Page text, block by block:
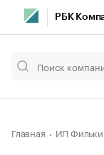
РБК
Главная ИП